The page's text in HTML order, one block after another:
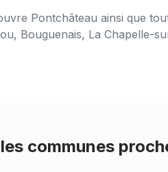
Pontchâteau ainsi que
Bouguenais, La Chapelle-
communes